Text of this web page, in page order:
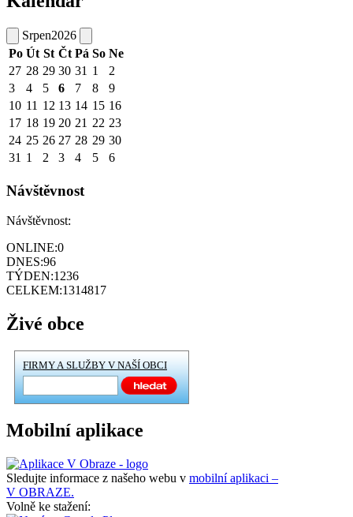
Srpen2026
Po Út St Čt Pá So Ne
27 28 29 30 31 1
2
3
4 5 6 7 8
9
10 11 12 13 14 15 16
17 18 19 20 21 22 23
24 25 26 27 28 29 30
31 1 2 3 4 5 6
Návštěvnost
Návštěvnost:
ONLINE:0
DNES:96
TÝDEN:1236
CELKEM:1314817
Živé obce
FIRMY A SLUŽBY V NAŠÍ OBCI
Mobilní aplikace
Sledujte informace z našeho webu v mobilní aplikaci –
V OBRAZE.
Volně ke stažení: